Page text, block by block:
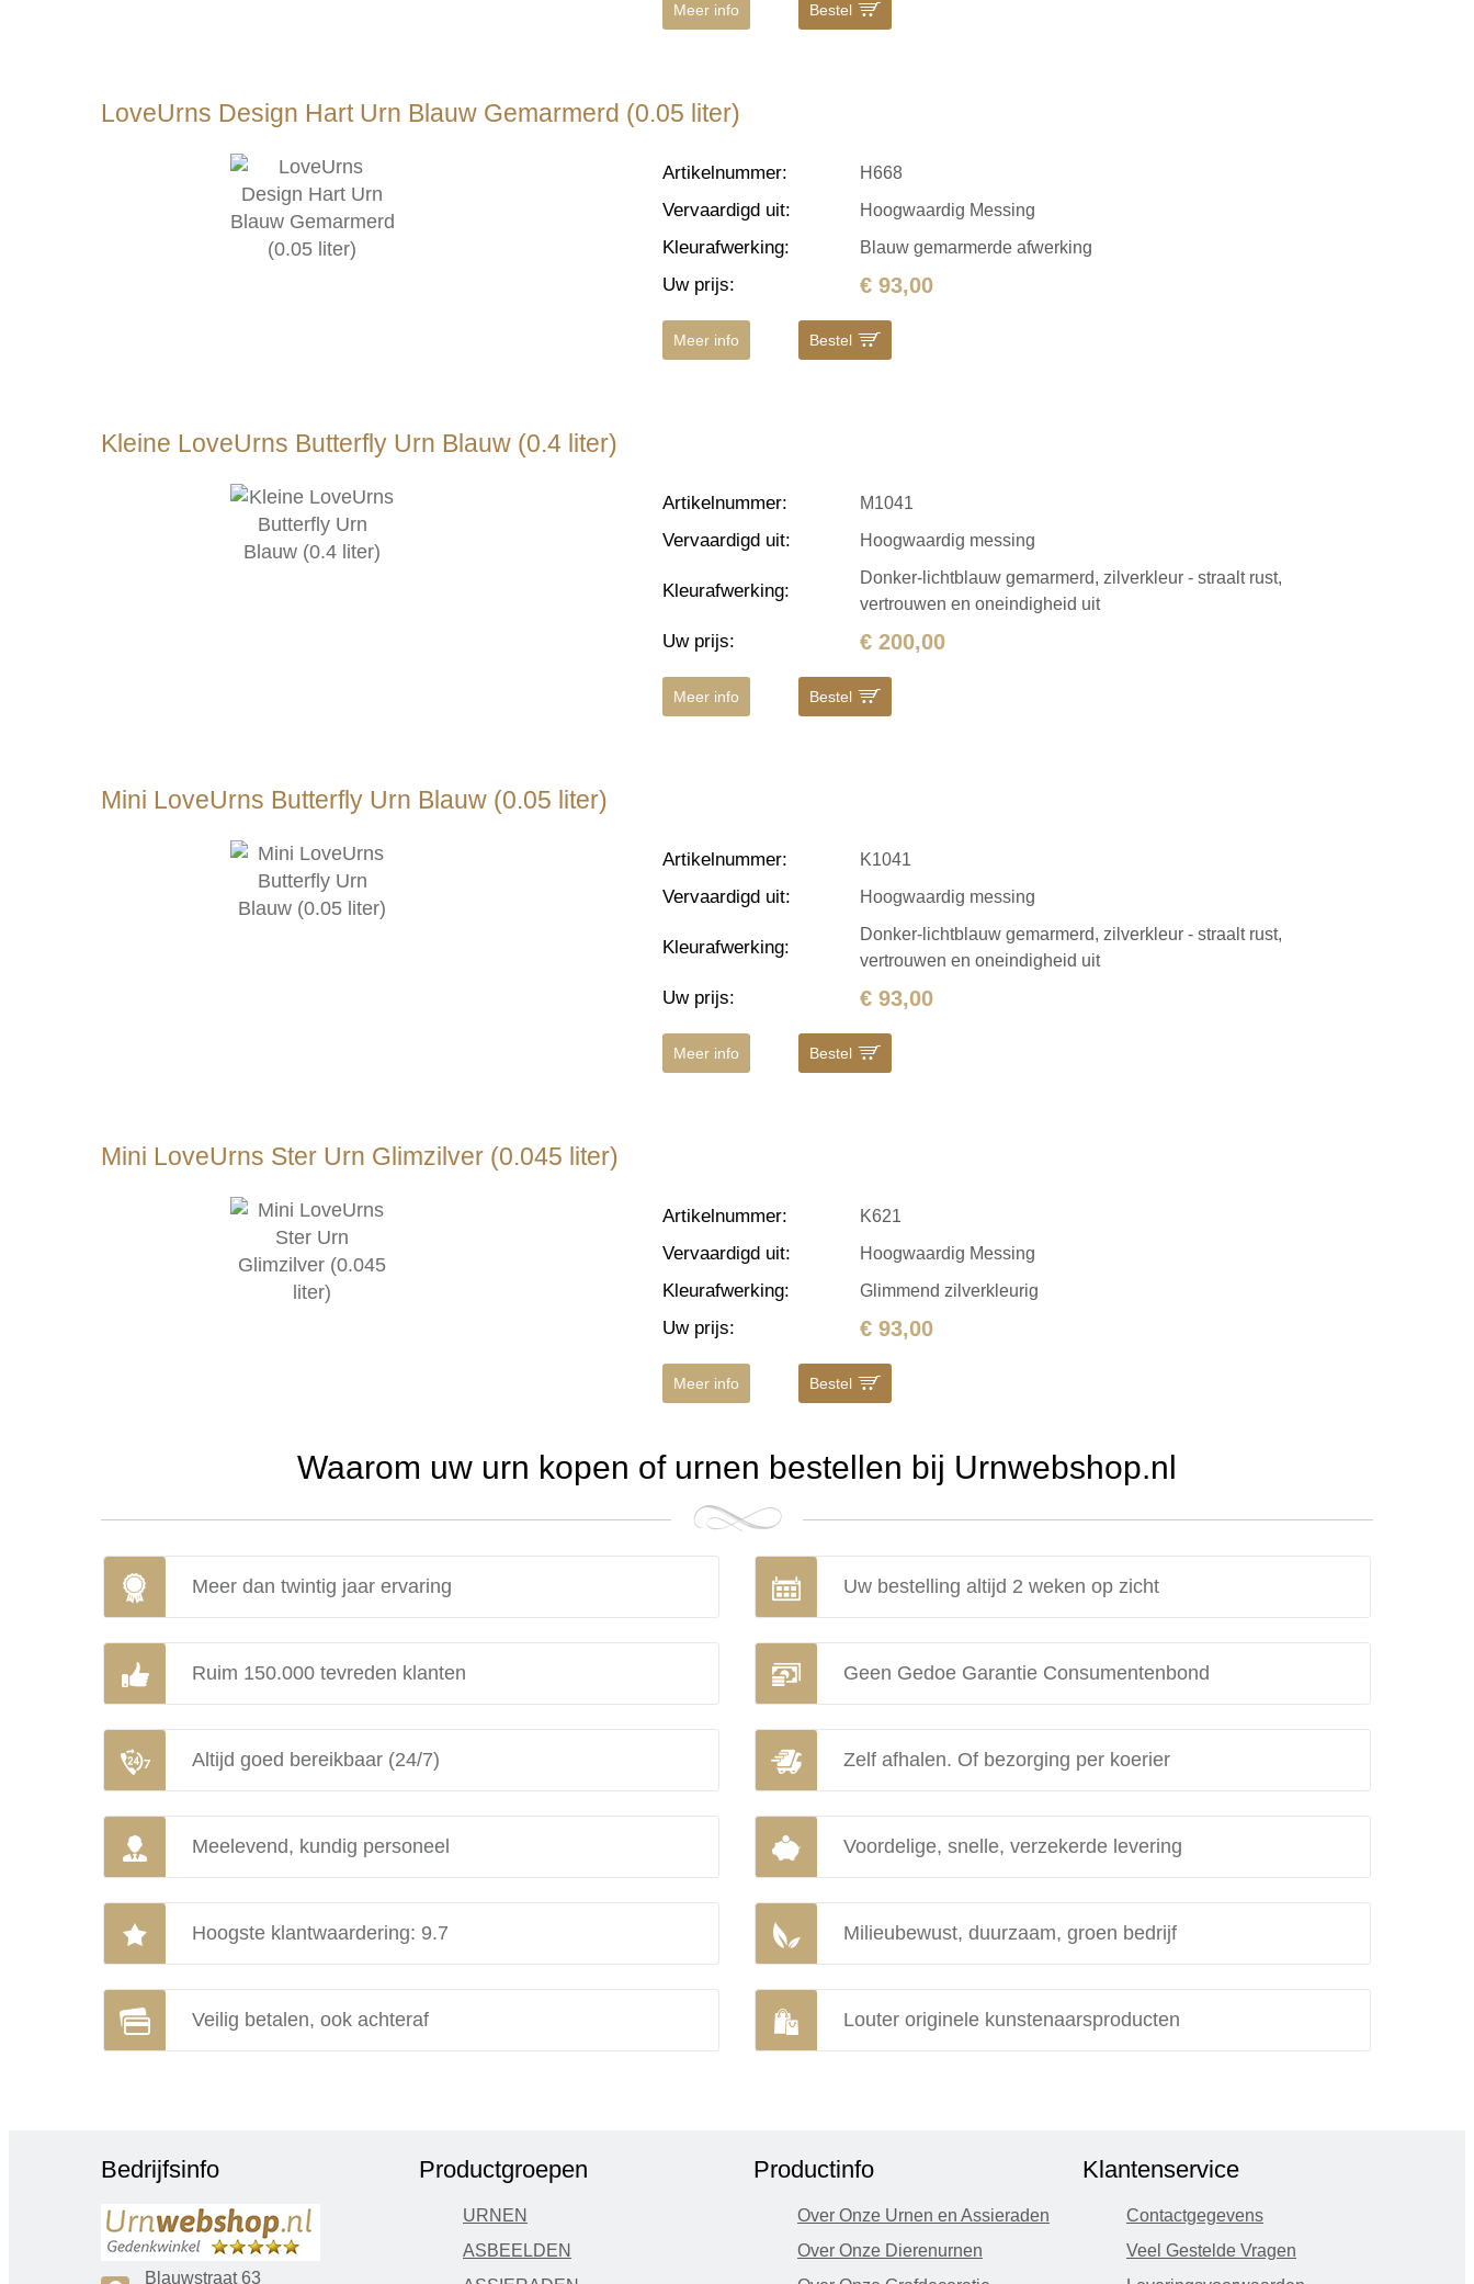
Meer info Bestel
LoveUrns Design Hart Urn Blauw Gemarmerd (0.05 liter)
Artikelnummer: H668
Vervaardigd uit: Hoogwaardig Messing
Kleurafwerking: Blauw gemarmerde afwerking
Uw prijs: € 93,00
Meer info Bestel
Kleine LoveUrns Butterfly Urn Blauw (0.4 liter)
Artikelnummer: M1041
Vervaardigd uit: Hoogwaardig messing
Kleurafwerking:
Donker-lichtblauw gemarmerd, zilverkleur - straalt rust,
vertrouwen en oneindigheid uit
Uw prijs: € 200,00
Meer info Bestel
Mini LoveUrns Butterfly Urn Blauw (0.05 liter)
Artikelnummer: K1041
Vervaardigd uit: Hoogwaardig messing
Kleurafwerking:
Donker-lichtblauw gemarmerd, zilverkleur - straalt rust,
vertrouwen en oneindigheid uit
Uw prijs: € 93,00
Meer info Bestel
Mini LoveUrns Ster Urn Glimzilver (0.045 liter)
Artikelnummer: K621
Vervaardigd uit: Hoogwaardig Messing
Kleurafwerking: Glimmend zilverkleurig
Uw prijs: € 93,00
Meer info Bestel
Waarom uw urn kopen of urnen bestellen bij Urnwebshop.nl
Meer dan twintig jaar ervaring Uw bestelling altijd 2 weken op zicht
Ruim 150.000 tevreden klanten Geen Gedoe Garantie Consumentenbond
Altijd goed bereikbaar (24/7) Zelf afhalen. Of bezorging per koerier
Meelevend, kundig personeel Voordelige, snelle, verzekerde levering
Hoogste klantwaardering: 9.7 Milieubewust, duurzaam, groen bedrijf
Veilig betalen, ook achteraf Louter originele kunstenaarsproducten
Bedrijfsinfo
Blauwstraat 63
Productgroepen
URNEN
ASBEELDEN
Productinfo
Over Onze Urnen en Assieraden
Over Onze Dierenurnen
Klantenservice
Contactgegevens
Veel Gestelde Vragen